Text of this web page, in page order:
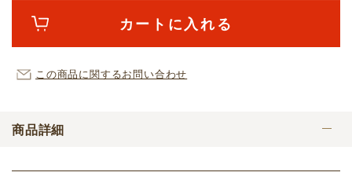
カートに入れる
この商品に関するお問い合わせ
商品詳細